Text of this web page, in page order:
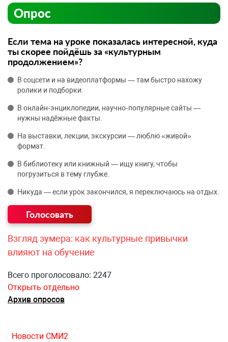
Опрос
Если тема на уроке показалась интересной, куда
ты скорее пойдёшь за «культурным
продолжением»?
В соцсети и на видеоплатформы — там быстро нахожу
ролики и подборки.
В онлайн‑энциклопедии, научно‑популярные сайты —
нужны надёжные факты.
На выставки, лекции, экскурсии — люблю «живой»
формат.
В библиотеку или книжный — ищу книгу, чтобы
погрузиться в тему глубже.
Никуда — если урок закончился, я переключаюсь на отдых.
Взгляд зумера: как культурные привычки
влияют на обучение
Всего проголосовало: 2247
Открыть отдельно
Архив опросов
Новости СМИ2